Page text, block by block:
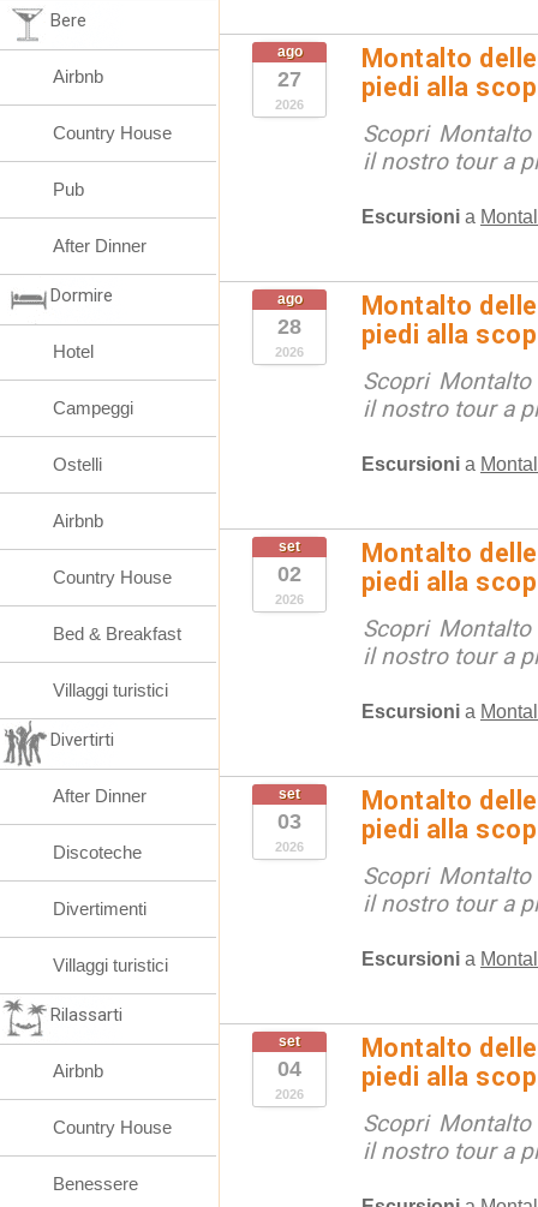
ago
27
2026
Montalto
piedi alla
Scopri
il nostro tour a
Escursioni a
ago
28
2026
Montalto
piedi alla
Scopri
il nostro tour a
Escursioni a
set
02
2026
Montalto
piedi alla
Scopri
il nostro tour a
Escursioni a
set
03
2026
Montalto
piedi alla
Scopri
il nostro tour a
Escursioni a
set
04
2026
Montalto
piedi alla
Scopri
il nostro tour a
Bere
Airbnb
Country House
Pub
After Dinner
Dormire
Hotel
Campeggi
Ostelli
Airbnb
Country House
Bed & Breakfast
Villaggi turistici
Divertirti
After Dinner
Discoteche
Divertimenti
Villaggi turistici
Rilassarti
Airbnb
Country House
Benessere